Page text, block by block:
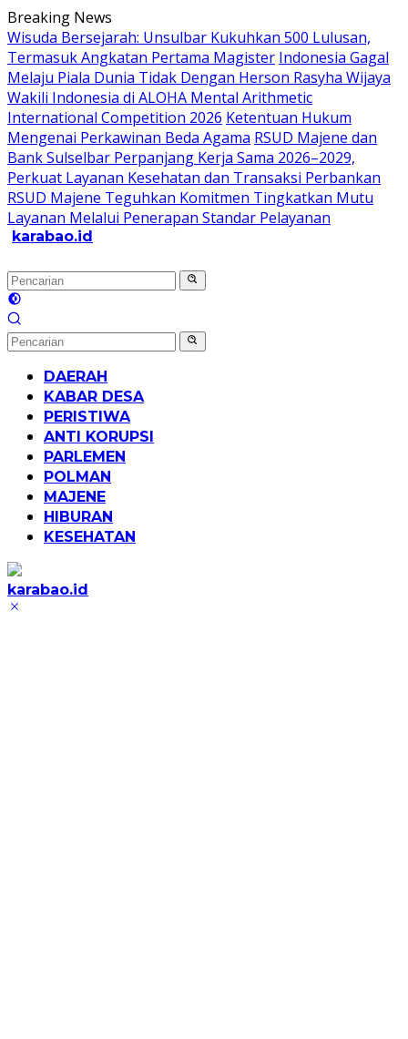
Langsung
ke
konten
Breaking News
Wisuda Bersejarah: Unsulbar Kukuhkan 500 Lulusan,
Termasuk Angkatan Pertama Magister Indonesia Gagal
Melaju Piala Dunia Tidak Dengan Herson Rasyha Wijaya
Wakili Indonesia di ALOHA Mental Arithmetic
International Competition 2026 Ketentuan Hukum
Mengenai Perkawinan Beda Agama RSUD Majene dan
Bank Sulselbar Perpanjang Kerja Sama 2026–2029,
Perkuat Layanan Kesehatan dan Transaksi Perbankan
RSUD Majene Teguhkan Komitmen Tingkatkan Mutu
Layanan Melalui Penerapan Standar Pelayanan
karabao.id
dan
Tajam
DAERAH
KABAR DESA
PERISTIWA
ANTI KORUPSI
PARLEMEN
POLMAN
MAJENE
HIBURAN
KESEHATAN
karabao.id
Tegas